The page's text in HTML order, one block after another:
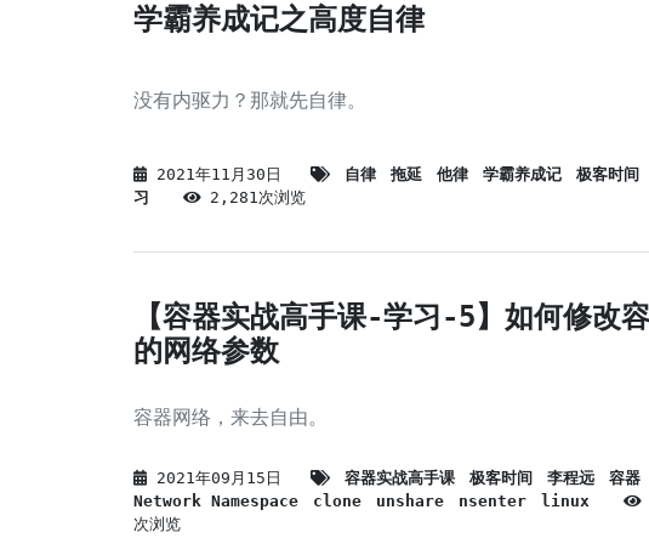
学霸养成记之高度自律
没有内驱力？那就先自律。
2021年11月30日 自律 拖延 他律 学霸养成记 极客时间
习
2,281次浏览
【容器实战高手课-学习-5】如何修改
的网络参数
容器网络，来去自由。
2021年09月15日 容器实战高手课 极客时间 李程远 容器
Network Namespace
clone unshare nsenter linux
次浏览